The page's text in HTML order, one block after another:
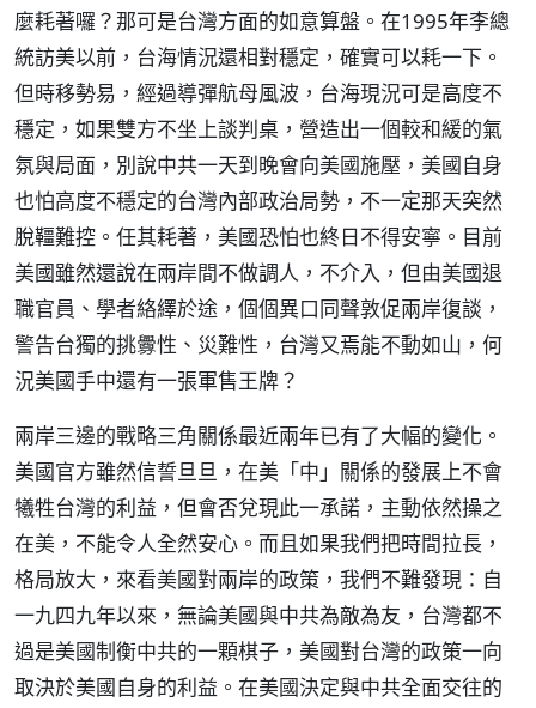
麼耗著囉？那可是台灣方面的如意算盤。在1995年李總
統訪美以前，台海情況還相對穩定，確實可以耗一下。
但時移勢易，經過導彈航母風波，台海現況可是高度不
穩定，如果雙方不坐上談判桌，營造出一個較和緩的氣
氛與局面，別說中共一天到晚會向美國施壓，美國自身
也怕高度不穩定的台灣內部政治局勢，不一定那天突然
脫韁難控。任其耗著，美國恐怕也終日不得安寧。目前
美國雖然還說在兩岸間不做調人，不介入，但由美國退
職官員、學者絡繹於途，個個異口同聲敦促兩岸復談，
警告台獨的挑釁性、災難性，台灣又焉能不動如山，何
況美國手中還有一張軍售王牌？
兩岸三邊的戰略三角關係最近兩年已有了大幅的變化。
美國官方雖然信誓旦旦，在美「中」關係的發展上不會
犧牲台灣的利益，但會否兌現此一承諾，主動依然操之
在美，不能令人全然安心。而且如果我們把時間拉長，
格局放大，來看美國對兩岸的政策，我們不難發現：自
一九四九年以來，無論美國與中共為敵為友，台灣都不
過是美國制衡中共的一顆棋子，美國對台灣的政策一向
取決於美國自身的利益。在美國決定與中共全面交往的